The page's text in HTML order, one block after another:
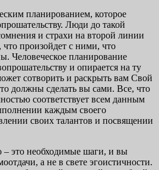
планированием, которое
Люди до такой
и страхи на второй линии
что произойдет с ними, что
Человеческое планирование
и опирается на ту
сотворить и раскрыть вам Свой
должны сделать вы сами. Все, что
соответствует всем данным
каждым своего
своих талантов и посвящении
– это необходимые шаги, и вы
а не в свете эгоистичности.